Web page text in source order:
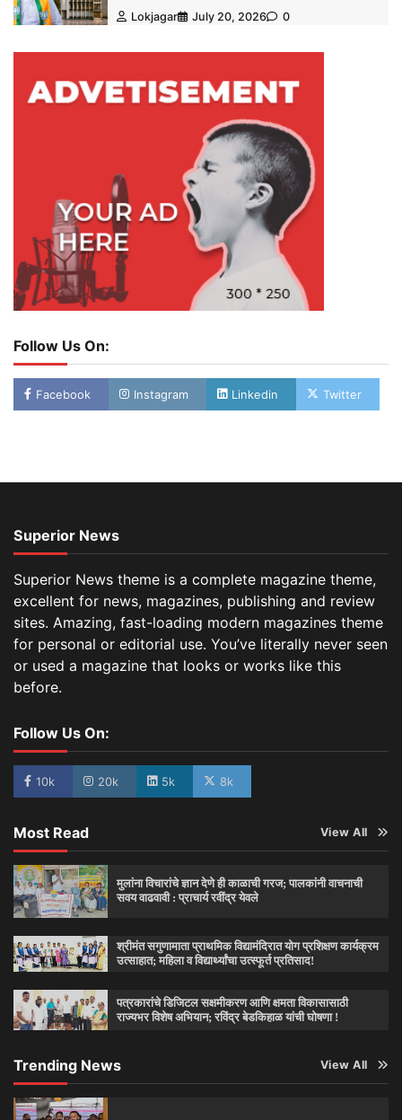
Lokjagar
July 20, 2026 0
Follow Us On:
Facebook Instagram Linkedin Twitter
Superior News
Superior News theme is a complete magazine theme,
excellent for news, magazines, publishing and review
sites. Amazing, fast-loading modern magazines theme
for personal or editorial use. You’ve literally never seen
or used a magazine that looks or works like this
before.
Follow Us On:
10k 20k 5k 8k
Most Read View All
मुलांना विचारांचे ज्ञान देणे ही काळाची गरज; पालकांनी वाचनाची
सवय वाढवावी : प्राचार्य रवींद्र येवले
श्रीमंत सगुणामाता प्राथमिक विद्यामंदिरात योग प्रशिक्षण कार्यक्रम
उत्साहात; महिला व विद्यार्थ्यांचा उत्स्फूर्त प्रतिसाद!
पत्रकारांचे डिजिटल सक्षमीकरण आणि क्षमता विकासासाठी
राज्यभर विशेष अभियान; रविंद्र बेडकिहाळ यांची घोषणा !
Trending News View All